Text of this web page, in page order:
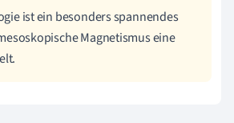
ist ein besonders spannendes
Magnetismus eine